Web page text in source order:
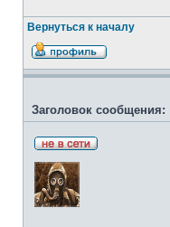
Вернуться к началу
Заголовок сообщения: